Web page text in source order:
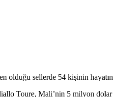
olduğu sellerde 54 kişinin
Toure, Mali’nin 5 milyon